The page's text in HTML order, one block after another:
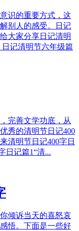
识的重要方式，这
别人的感受。日记
大家分享日记清明
记清明节六年级篇
完善文学功底，从
秀的清明节日记400
清明节日记400字日
日记篇1“清...
倾诉当天的喜怒哀
悟。下面是一些好